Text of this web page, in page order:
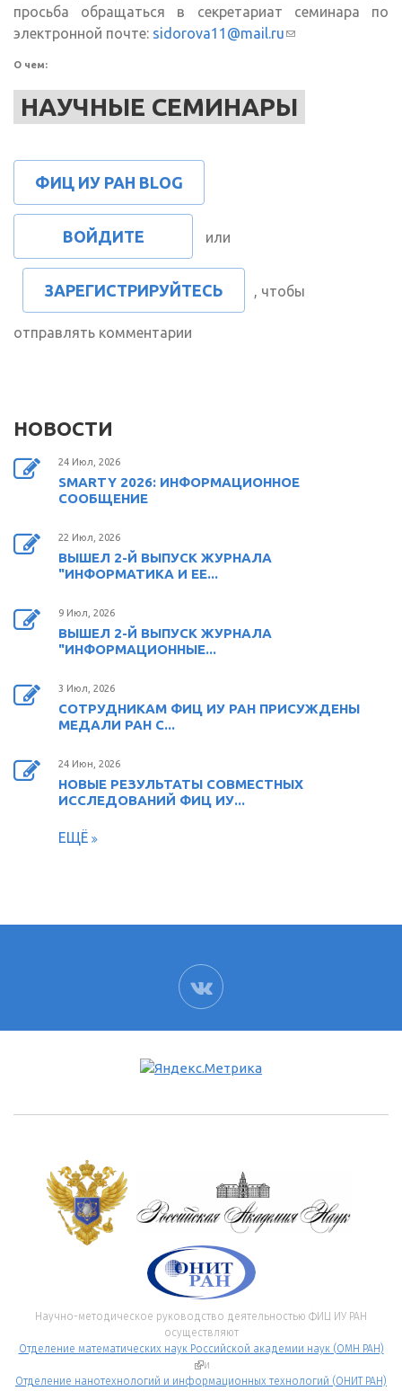
просьба обращаться в секретариат семинара по
электронной почте: sidorova11@mail.ru(ссылка для
О чем:
НАУЧНЫЕ СЕМИНАРЫ
ФИЦ ИУ РАН BLOG
ВОЙДИТЕ или
ЗАРЕГИСТРИРУЙТЕСЬ , чтобы
отправлять комментарии
НОВОСТИ
24 Июл, 2026
SMARTY 2026: ИНФОРМАЦИОННОЕ
СООБЩЕНИЕ
22 Июл, 2026
ВЫШЕЛ 2-Й ВЫПУСК ЖУРНАЛА
"ИНФОРМАТИКА И ЕЕ...
9 Июл, 2026
ВЫШЕЛ 2-Й ВЫПУСК ЖУРНАЛА
"ИНФОРМАЦИОННЫЕ...
3 Июл, 2026
СОТРУДНИКАМ ФИЦ ИУ РАН ПРИСУЖДЕНЫ
МЕДАЛИ РАН С...
24 Июн, 2026
НОВЫЕ РЕЗУЛЬТАТЫ СОВМЕСТНЫХ
ИССЛЕДОВАНИЙ ФИЦ ИУ...
ЕЩЁ
ВК
Научно-методическое руководство деятельностью ФИЦ ИУ РАН
осуществляют
Отделение математических наук Российской академии наук (ОМН РАН)
(внешняя ссылка)
и
Отделение нанотехнологий и информационных технологий (ОНИТ РАН)